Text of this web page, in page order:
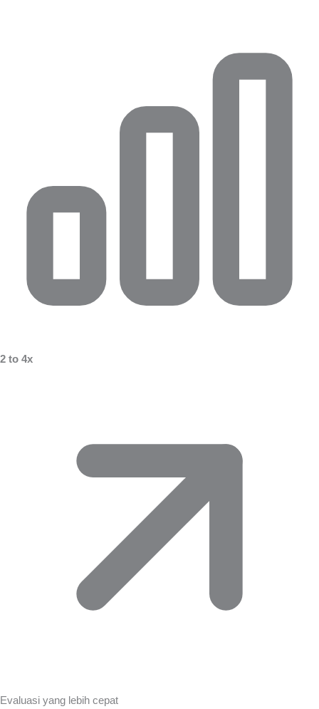
2 to 4x
Evaluasi yang lebih cepat